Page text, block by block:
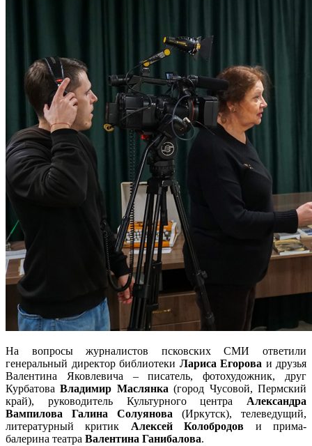
На вопросы журналистов псковских СМИ ответили
генеральный директор библиотеки Лариса Егорова и друзья
Валентина Яковлевича – писатель, фотохудожник, друг
КурбатоваВладимир Маслянка (город Чусовой, Пермский
край), руководитель Культурного центра Александра
Вампилова
Галина Солуянова (Иркутск), телеведущий,
литературный критик Алексей Колобродов и прима-
балерина театра Валентина Ганибалова.